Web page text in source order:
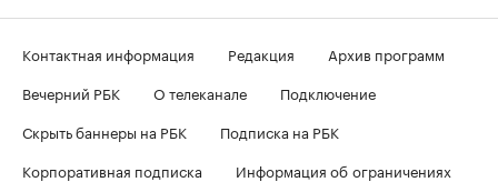
Контактная информация Редакция
Архив программ
Вечерний РБК
О телеканале
Подключение
Скрыть баннеры на РБК
Подписка на РБК
Корпоративная подписка
Информация об ограничениях